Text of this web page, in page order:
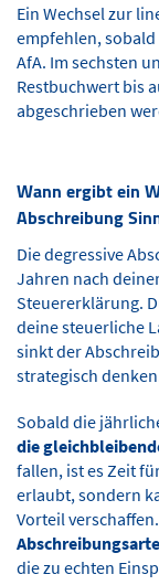
Ein Wechsel zur
empfehlen, sobald
AfA. Im sechsten
Restbuchwert bis
abgeschrieben
Wann ergibt ein
Abschreibung
Die degressive
Jahren nach
Steuererklärung.
deine steuerliche
sinkt der
strategisch
Sobald die
die
fallen, ist es Zeit
erlaubt, sondern
Vorteil
die zu echten